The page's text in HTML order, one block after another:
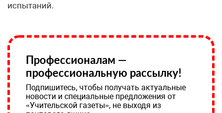
испытаний.
Профессионалам —
профессиональную рассылку!
Подпишитесь, чтобы получать актуальные
новости и специальные предложения от
«Учительской газеты», не выходя из